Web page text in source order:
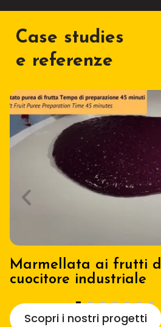
Case studies
e referenze
Marmellata ai frutti
cuocitore industriale
Scopri i nostri progetti